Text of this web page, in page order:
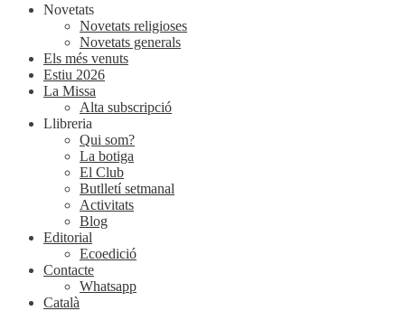
Novetats
Novetats religioses
Novetats generals
Els més venuts
Estiu 2026
La Missa
Alta subscripció
Llibreria
Qui som?
La botiga
El Club
Butlletí setmanal
Activitats
Blog
Editorial
Ecoedició
Contacte
Whatsapp
Català